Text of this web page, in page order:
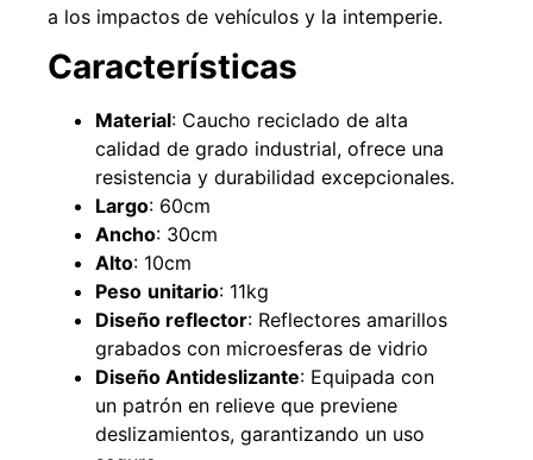
a los impactos de vehículos y la intemperie.
Características
Material: Caucho reciclado de alta
calidad de grado industrial, ofrece una
resistencia y durabilidad excepcionales.
Largo: 60cm
Ancho: 30cm
Alto: 10cm
Peso unitario: 11kg
Diseño reflector: Reflectores amarillos
grabados con microesferas de vidrio
Diseño Antideslizante: Equipada con
un patrón en relieve que previene
deslizamientos, garantizando un uso
Pasto sintético ornamental
Importado USA: Summer
densidad 35mm Rollo
4,57*30,48mts
$2.002.243
$1.021.490
Leer más
$1.192.666
Agregar al carrito